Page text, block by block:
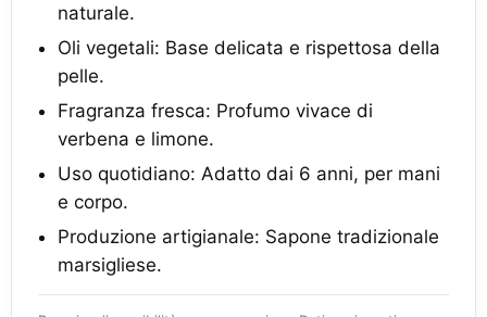
naturale.
Oli vegetali: Base delicata e rispettosa della
pelle.
Fragranza fresca: Profumo vivace di
verbena e limone.
Uso quotidiano: Adatto dai 6 anni, per mani
e corpo.
Produzione artigianale: Sapone tradizionale
marsigliese.